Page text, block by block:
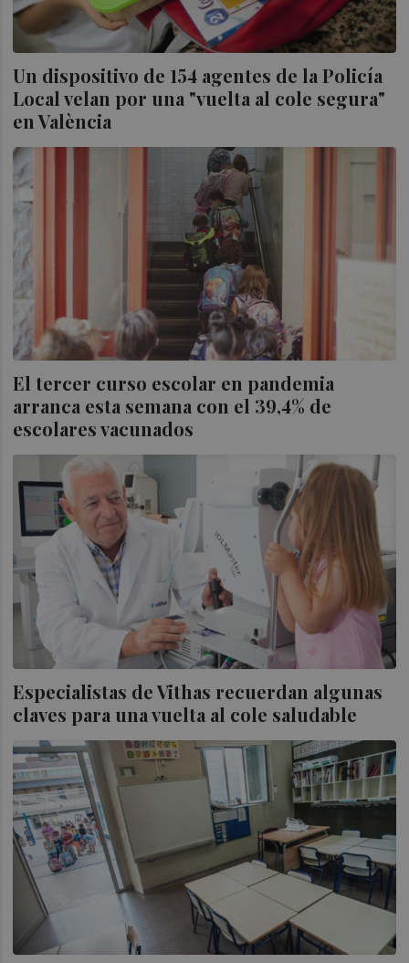
Un dispositivo de 154 agentes de la Policía
Local velan por una "vuelta al cole segura"
en València
El tercer curso escolar en pandemia
arranca esta semana con el 39,4% de
escolares vacunados
Especialistas de Vithas recuerdan algunas
claves para una vuelta al cole saludable